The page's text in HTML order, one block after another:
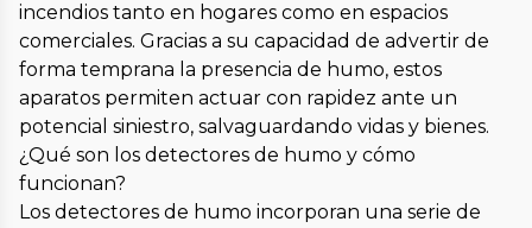
incendios tanto en hogares como en espacios
comerciales. Gracias a su capacidad de advertir de
forma temprana la presencia de humo, estos
aparatos permiten actuar con rapidez ante un
potencial siniestro, salvaguardando vidas y bienes.
¿Qué son los detectores de humo y cómo
funcionan?
Los detectores de humo incorporan una serie de